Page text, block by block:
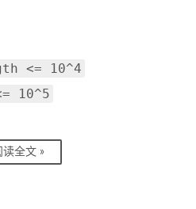
<= 10^4
10^5
读全文 »